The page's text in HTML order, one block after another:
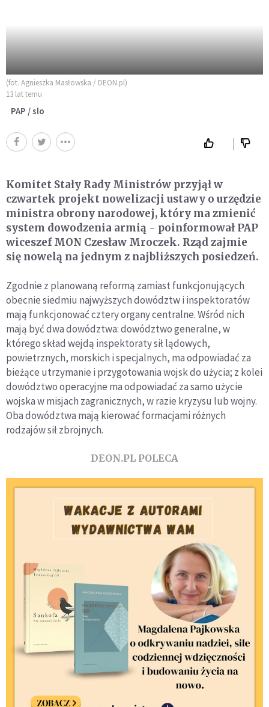
(fot. Agnieszka Masłowska / DEON.pl)
13 lat temu
PAP / slo
Komitet Stały Rady Ministrów przyjął w
czwartek projekt nowelizacji ustawy o urzędzie
ministra obrony narodowej, który ma zmienić
system dowodzenia armią - poinformował PAP
wiceszef MON Czesław Mroczek. Rząd zajmie
się nowelą na jednym z najbliższych posiedzeń.
Zgodnie z planowaną reformą zamiast funkcjonujących
obecnie siedmiu najwyższych dowództw i inspektoratów
mają funkcjonować cztery organy centralne. Wśród nich
mają być dwa dowództwa: dowództwo generalne, w
którego skład wejdą inspektoraty sił lądowych,
powietrznych, morskich i specjalnych, ma odpowiadać za
bieżące utrzymanie i przygotowania wojsk do użycia; z kolei
dowództwo operacyjne ma odpowiadać za samo użycie
wojska w misjach zagranicznych, w razie kryzysu lub wojny.
Oba dowództwa mają kierować formacjami różnych
rodzajów sił zbrojnych.
DEON.PL POLECA